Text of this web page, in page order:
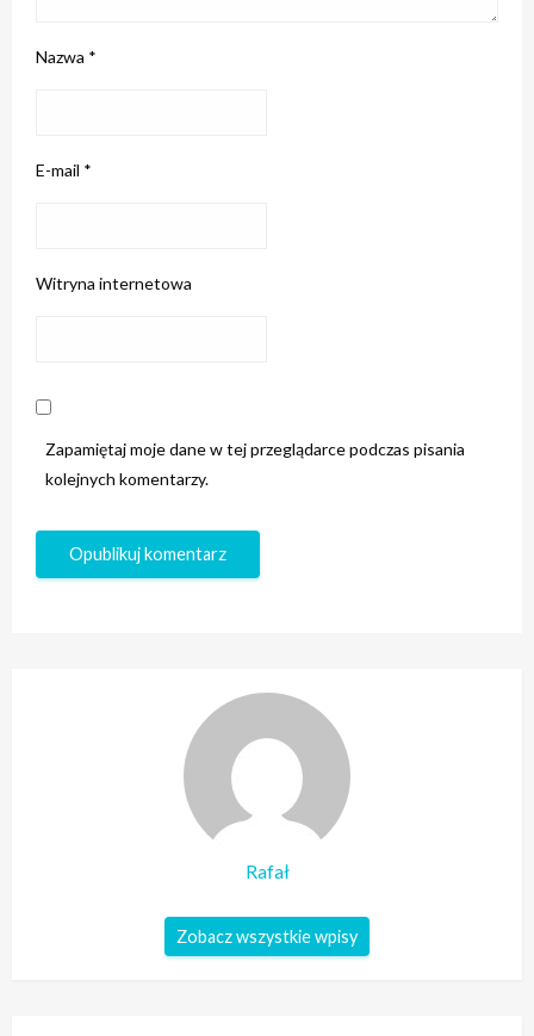
Nazwa *
E-mail *
Witryna internetowa
Zapamiętaj moje dane w tej przeglądarce podczas pisania
kolejnych komentarzy.
Rafał
Zobacz wszystkie wpisy